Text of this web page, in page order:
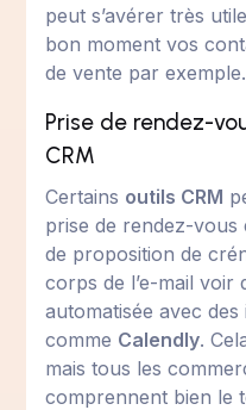
peut s’avérer très
bon moment vos
de vente par exemple.
Prise de rendez-
CRM
Certains outils CRM
prise de rendez-vous
de proposition de
corps de l’e-mail voir
automatisée avec des
comme Calendly.
mais tous les
comprennent bien le